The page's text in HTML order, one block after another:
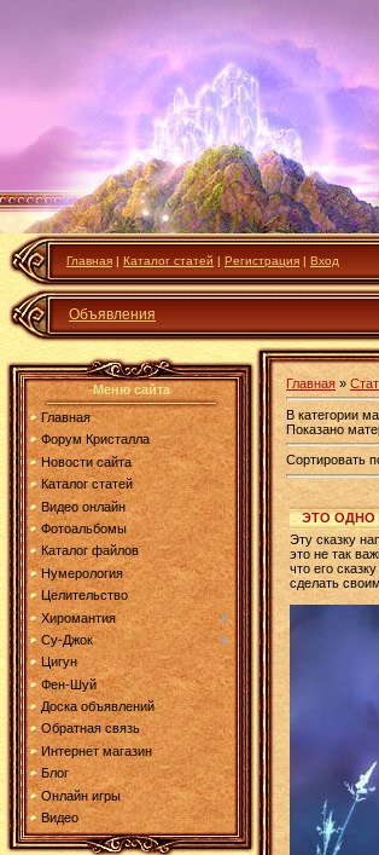
Главная | Каталог статей | Регистрация | Вход
Объявления
Меню сайта
Главная
Форум Кристалла
Новости сайта
Каталог статей
Видео онлайн
Фотоальбомы
Каталог файлов
Нумерология
Целительство
Хиромантия
Су-Джок
Цигун
Фен-Шуй
Доска объявлений
Обратная связь
Интернет магазин
Блог
Онлайн игры
Видео
Главная »
В категории
Показано
Сортировать
ЭТО ОДНО
Эту сказку
это не так
что его
сделать